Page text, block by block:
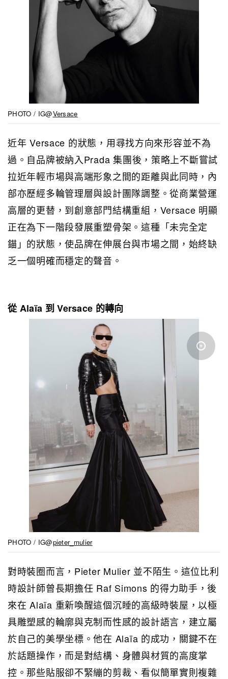
PHOTO / IG@Versace
近年 Versace 的狀態，用尋找方向來形容並不為
過。自品牌被納入Prada 集團後，策略上不斷嘗試
拉近年輕市場與高端形象之間的距離與此同時，內
部亦歷經多輪管理層與設計團隊調整。從商業營運
高層的更替，到創意部門結構重組，Versace 明顯
正在為下一階段發展重塑骨架。這種「未完全定
錨」的狀態，使品牌在伸展台與市場之間，始終缺
乏一個明確而穩定的聲音。
從 Alaïa 到 Versace 的轉向
PHOTO / IG@pieter_mulier
對時裝圈而言，Pieter Mulier 並不陌生。這位比利
時設計師曾長期擔任 Raf Simons 的得力助手，後
來在 Alaïa 重新喚醒這個沉睡的高級時裝屋，以極
具雕塑感的輪廓與克制而性感的設計語言，建立屬
於自己的美學坐標。他在 Alaïa 的成功，關鍵不在
於話題操作，而是對結構、身體與材質的高度掌
控。那些貼服卻不緊繃的剪裁、看似簡單實則複雜